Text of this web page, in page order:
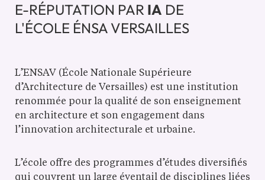
E-RÉPUTATION PAR IA DE
L'ÉCOLE ÉNSA VERSAILLES
L’ENSAV (École Nationale Supérieure
d’Architecture de Versailles) est une institution
renommée pour la qualité de son enseignement
en architecture et son engagement dans
l’innovation architecturale et urbaine.
L’école offre des programmes d’études diversifiés
qui couvrent un large éventail de disciplines liées